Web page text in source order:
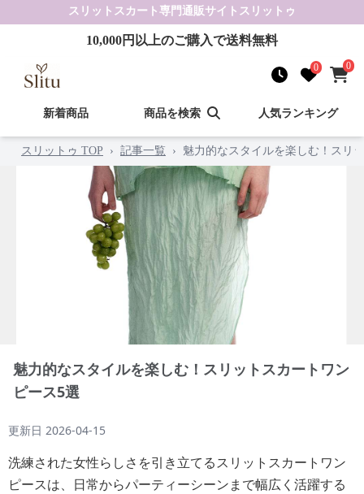
スリットスカート 専門通販サイト スリットゥ
10,000円以上のご購入で送料無料
0 0
新着商品 商品を検索 人気ランキング
スリットゥ TOP › 記事一覧 › 魅力的なスタイルを楽しむ！スリ
魅力的なスタイルを楽しむ！スリットスカートワン
ピース5選
更新日 2026-04-15
洗練された女性らしさを引き立てるスリットスカートワン
ピースは、日常からパーティーシーンまで幅広く活躍する